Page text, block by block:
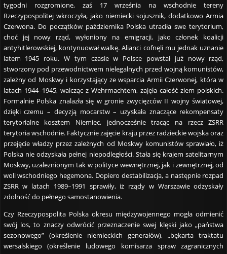
tygodni rozgromione, zaś 17 września na wschodnie tereny
Rzeczypospolitej wkroczyła, jako niemiecki sojusznik, dodatkowo Armia
Czerwona. Do początków października Polska utraciła swe terytorium,
choć jej nowy rząd, wyłoniony na emigracji, jako członek koalicji
antyhitlerowskiej, kontynuował walkę. Alianci cofnęli mu jednak uznanie
latem 1945 roku. W tym czasie w Polsce powstał już nowy rząd,
stworzony pod przewodnictwem nielegalnych przed wojną komunistów,
zależny od Moskwy i korzystający ze wsparcia Armii Czerwonej, która w
latach 1944–1945, walcząc z Wehrmachtem, zajęła całość ziem polskich.
Formalnie Polska znalazła się w gronie zwycięzców II wojny światowej,
dzięki czemu – decyzją mocarstw – uzyskała znaczące rekompensaty
terytorialne kosztem Niemiec, jednocześnie tracąc na rzecz ZSRR
terytoria wschodnie. Faktycznie zajęcie kraju przez radzieckie wojska oraz
przejęcie władzy przez zależnych od Moskwy komunistów sprawiało, iż
Polska nie odzyskała pełnej niepodległości. Stała się krajem satelitarnym
Moskwy, uzależnionym tak w polityce wewnętrznej, jak i zewnętrznej, od
woli wschodniego hegemona. Dopiero destabilizacja, a następnie rozpad
ZSRR w latach 1989–1991 sprawiły, iż rządy w Warszawie odzyskały
zdolność do pełnego samostanowienia.
Czy Rzeczypospolita Polska okresu międzywojennego mogła odmienić
swój los, to znaczy odwrócić przeznaczenie swej klęski jako „państwa
sezonowego” (określenie niemieckich generałów), „bękarta traktatu
wersalskiego (określenie ludowego komisarza spraw zagranicznych